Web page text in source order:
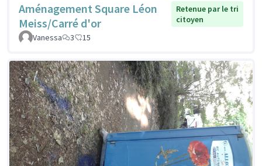
Aménagement Square Léon
Meiss/Carré d'or
Retenue par le tri
citoyen
Vanessa
3 15